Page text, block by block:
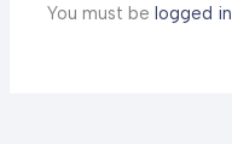
You must belogged in